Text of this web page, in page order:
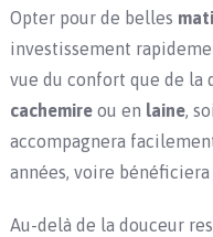
Opter pour de belles
investissement
vue du confort que de la
cachemireou en laine,
accompagnera
années, voire
Au-delà de la douceur